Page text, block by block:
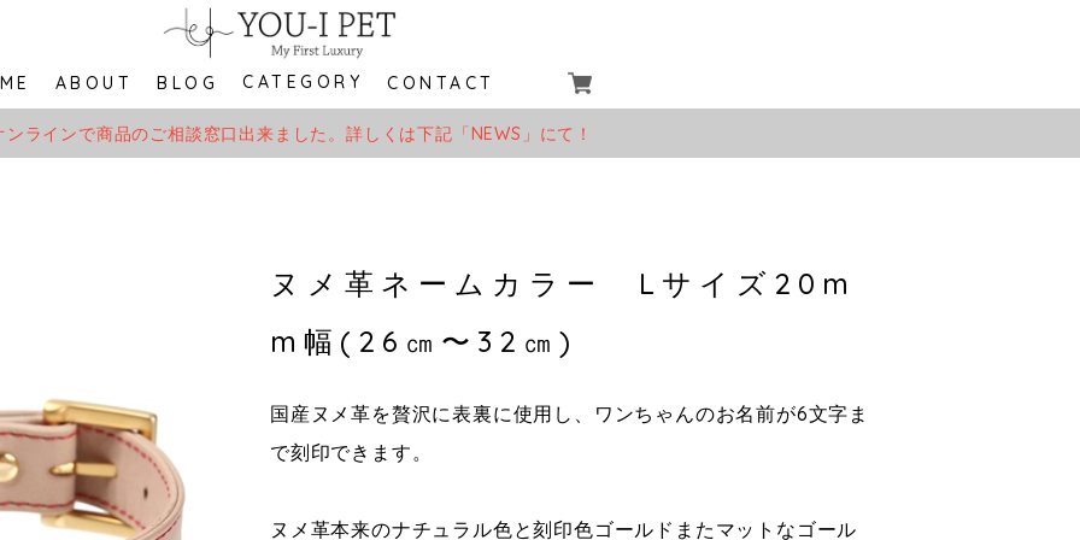
ンラインで商品のご相談窓口出来ました。詳しくは下記「NEWS」にて！
ABOUT BLOG CATEGORY CONTACT
ヌメ革ネームカラー Lサイズ20m
m幅(26㎝〜32㎝)
国産ヌメ革を贅沢に表裏に使用し、ワンちゃんのお名前が6文字ま
で刻印できます。
ヌメ革本来のナチュラル色と刻印色ゴールドまたマットなゴール